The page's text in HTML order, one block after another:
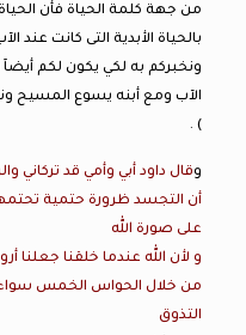
من جهة كلمة الحياة فأن
بالحياة الأبدية التى كانت عند
ونخبركم به لكي يكون لكم
الآب ومع أبنه يسوع المسيح
) .
وقال داود أبي وأمي قد تركاني
أن التجسد ظرورة حتمية
على صورة الله
و لأن الله عندما خلقنا جعلنا
من خلال الحواس الخمس سواء
التذوق